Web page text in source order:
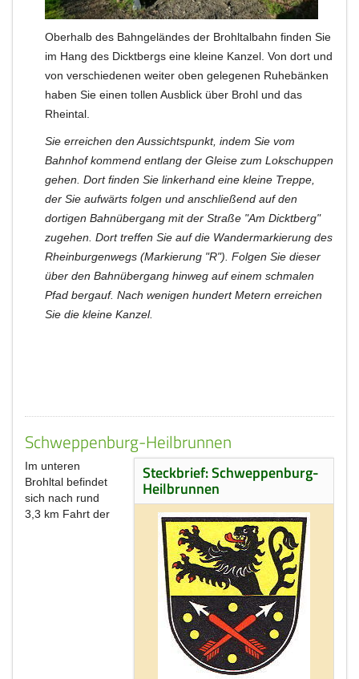
Oberhalb des Bahngeländes der Brohltalbahn finden Sie
im Hang des Dicktbergs eine kleine Kanzel. Von dort und
von verschiedenen weiter oben gelegenen Ruhebänken
haben Sie einen tollen Ausblick über Brohl und das
Rheintal.
Sie erreichen den Aussichtspunkt, indem Sie vom
Bahnhof kommend entlang der Gleise zum Lokschuppen
gehen. Dort finden Sie linkerhand eine kleine Treppe,
der Sie aufwärts folgen und anschließend auf den
dortigen Bahnübergang mit der Straße "Am Dicktberg"
zugehen. Dort treffen Sie auf die Wandermarkierung des
Rheinburgenwegs (Markierung "R"). Folgen Sie dieser
über den Bahnübergang hinweg auf einem schmalen
Pfad bergauf. Nach wenigen hundert Metern erreichen
Sie die kleine Kanzel.
Schweppenburg-Heilbrunnen
Steckbrief: Schweppenburg-
Heilbrunnen
Im unteren
Brohltal befindet
sich nach rund
3,3 km Fahrt der